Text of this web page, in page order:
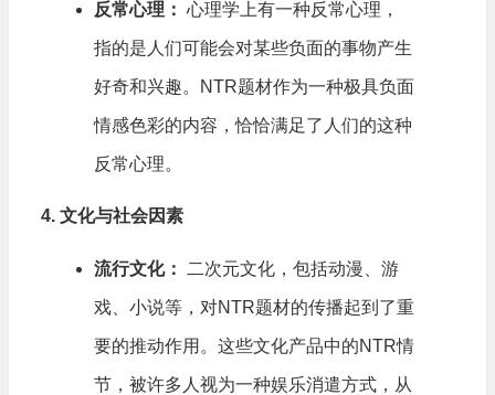
反常心理： 心理学上有一种反常心理，
指的是人们可能会对某些负面的事物产生
好奇和兴趣。NTR题材作为一种极具负面
情感色彩的内容，恰恰满足了人们的这种
反常心理。
4. 文化与社会因素
流行文化： 二次元文化，包括动漫、游
戏、小说等，对NTR题材的传播起到了重
要的推动作用。这些文化产品中的NTR情
节，被许多人视为一种娱乐消遣方式，从